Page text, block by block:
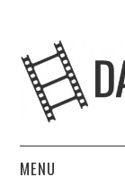
MENU